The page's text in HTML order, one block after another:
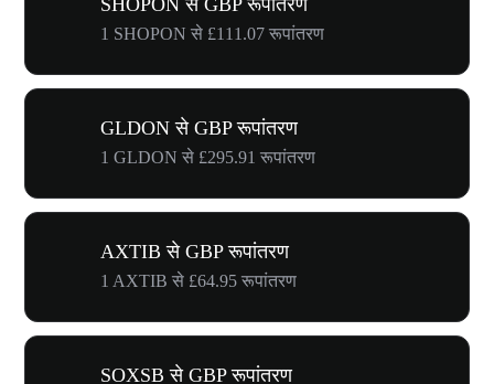
1 SHOPON से £111.07 रूपांतरण
GLDON से GBP रूपांतरण
1 GLDON से £295.91 रूपांतरण
AXTIB से GBP रूपांतरण
1 AXTIB से £64.95 रूपांतरण
SOXSB से GBP रूपांतरण